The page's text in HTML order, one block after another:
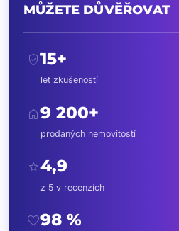
MŮŽETE DŮVĚŘOVAT
verified_user15+
let zkušeností
home9 200+
prodaných nemovitostí
star4,9
z 5 v recenzích
favorite98 %